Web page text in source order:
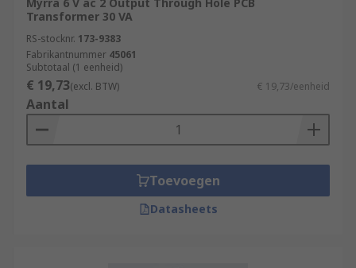
Transformer 30 VA
RS-stocknr. 173-9383
Fabrikantnummer 45061
Subtotaal (1 eenheid)
€ 19,73(excl. BTW) € 19,73/eenheid
Aantal
Toevoegen
Datasheets